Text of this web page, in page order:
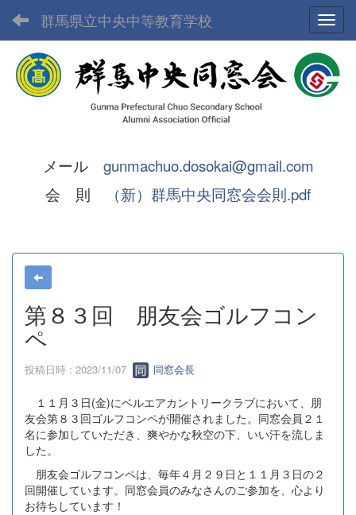
群馬県立中央中等教育学校
メール gunmachuo.dosokai@gmail.com
会 則
（新）群馬中央同窓会会則.pdf
第８３回 朋友会ゴルフコン
ペ
投稿日時 : 2023/11/07 同窓会長
１１月３日(金)にベルエアカントリークラブにおいて、朋
友会第８３回ゴルフコンペが開催されました。同窓会員２１
名に参加していただき、爽やかな秋空の下、いい汗を流しま
した。
朋友会ゴルフコンペは、毎年４月２９日と１１月３日の２
回開催しています。同窓会員のみなさんのご参加を、心より
お待ちしています！